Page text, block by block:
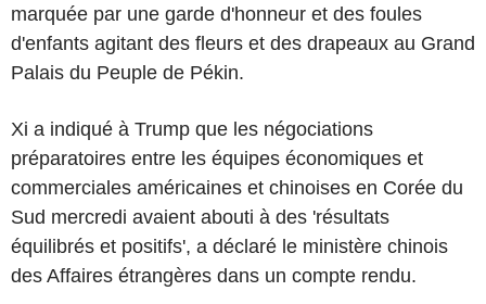
marquée par une garde d'honneur et des foules
d'enfants agitant des fleurs et des drapeaux au Grand
Palais du Peuple de Pékin.
Xi a indiqué à Trump que les négociations
préparatoires entre les équipes économiques et
commerciales américaines et chinoises en Corée du
Sud mercredi avaient abouti à des 'résultats
équilibrés et positifs', a déclaré le ministère chinois
des Affaires étrangères dans un compte rendu.